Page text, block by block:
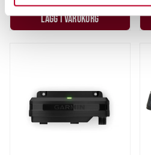
helst från cookie-förklaringen.
information från din enhet till
annons- och analysföretag
Dessa kan i sin tur kombinera
LÄGG I VARUKORG